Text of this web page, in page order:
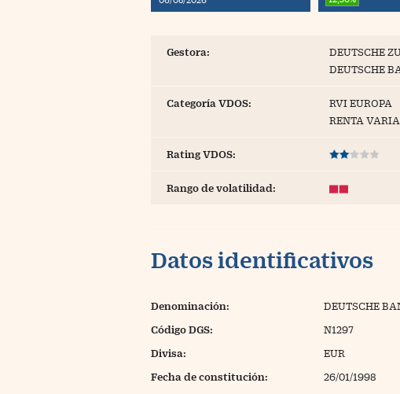
Blogs
Gestora:
DEUTSCHE
DEUTSCHE
Categoría VDOS:
RVI EUROPA
RENTA
Rating VDOS:
Rango de volatilidad:
Datos identificativos
Denominación: DEUTSCHE
Código DGS: N1297
Divisa: EUR
Fecha de constitución: 26/01/1998